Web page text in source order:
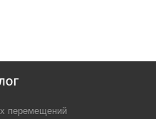
перемещений